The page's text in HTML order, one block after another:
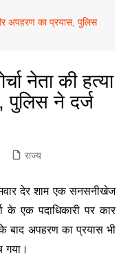
अपहरण का प्रयास, पुलिस
नेता की हत्या
ने दर्ज
राज्य
देर शाम एक सनसनीखेज
के एक पदाधिकारी पर कार
बाद अपहरण का प्रयास भी